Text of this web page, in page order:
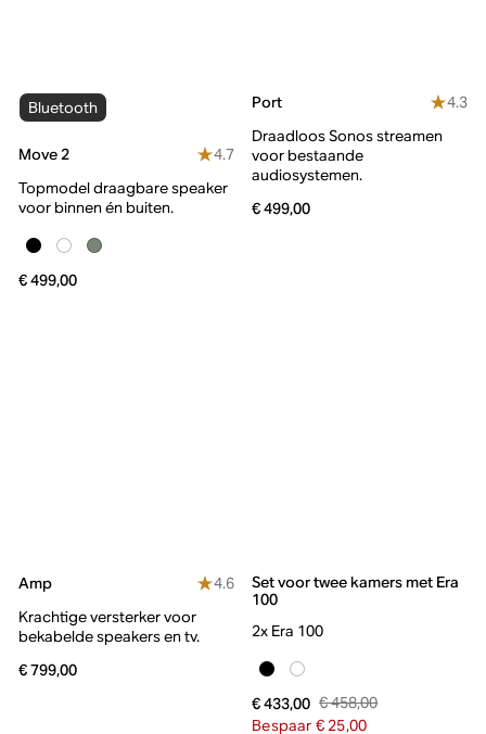
Bluetooth
Move 2
4.7
Topmodel draagbare speaker
voor binnen én buiten.
€ 499,00
Port
4.3
Draadloos Sonos streamen
voor bestaande
audiosystemen.
€ 499,00
Amp
4.6
Krachtige versterker voor
bekabelde speakers en tv.
€ 799,00
Set voor twee kamers met Era
100
2x Era 100
€ 433,00 € 458,00
Bespaar € 25,00